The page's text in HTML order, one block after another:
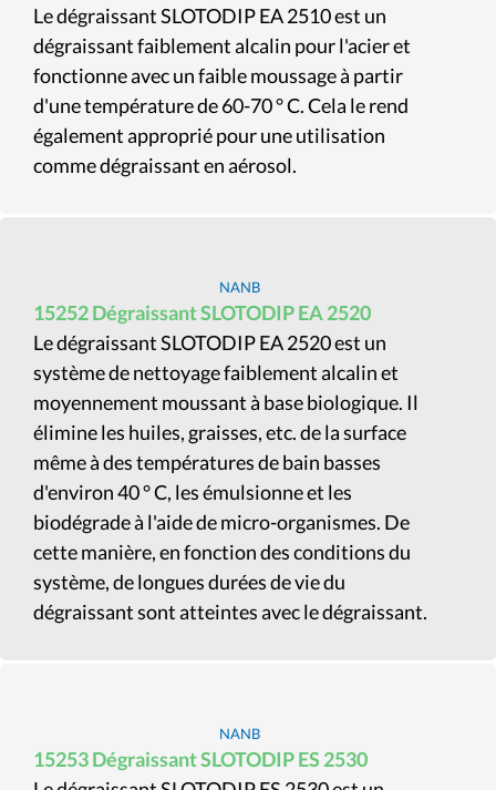
Le dégraissant SLOTODIP EA 2510 est un
dégraissant faiblement alcalin pour l'acier et
fonctionne avec un faible moussage à partir
d'une température de 60-70 ° C. Cela le rend
également approprié pour une utilisation
comme dégraissant en aérosol.
NANB
15252 Dégraissant SLOTODIP EA 2520
Le dégraissant SLOTODIP EA 2520 est un
système de nettoyage faiblement alcalin et
moyennement moussant à base biologique. Il
élimine les huiles, graisses, etc. de la surface
même à des températures de bain basses
d'environ 40 ° C, les émulsionne et les
biodégrade à l'aide de micro-organismes. De
cette manière, en fonction des conditions du
système, de longues durées de vie du
dégraissant sont atteintes avec le dégraissant.
NANB
15253 Dégraissant SLOTODIP ES 2530